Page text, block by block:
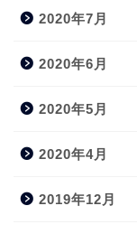
2020年7月
2020年6月
2020年5月
2020年4月
2019年12月